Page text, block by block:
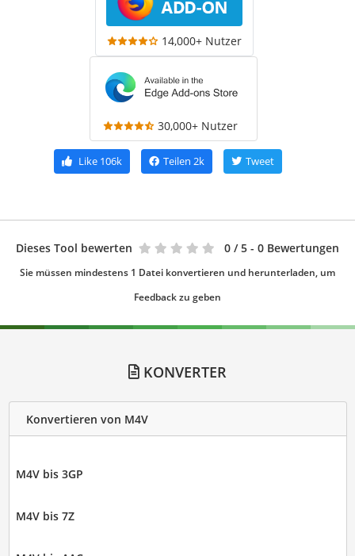
14,000+ Nutzer
30,000+ Nutzer
Like 106k Teilen 2k Tweet
Dieses Tool bewerten 0 / 5 - 0 Bewertungen
Sie müssen mindestens 1 Datei konvertieren und herunterladen, um
Feedback zu geben
KONVERTER
Konvertieren von M4V
M4V bis 3GP
M4V bis 7Z